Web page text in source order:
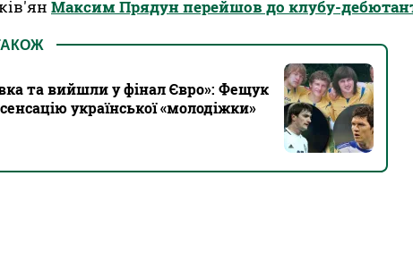
Максим Прядун перейшов до клубу-
та вийшли у фінал Євро»: Фещук
української «молодіжки»